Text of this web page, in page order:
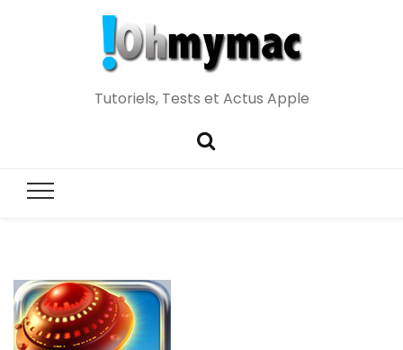
Tutoriels, Tests et Actus Apple